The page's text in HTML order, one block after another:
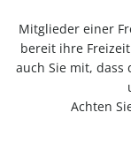
Mitglieder einer
bereit ihre
auch Sie mit,
Achten